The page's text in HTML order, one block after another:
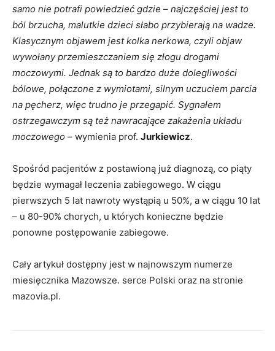
samo nie potrafi powiedzieć gdzie – najczęściej jest to
ból brzucha, malutkie dzieci słabo przybierają na wadze.
Klasycznym objawem jest kolka nerkowa, czyli objaw
wywołany przemieszczaniem się złogu drogami
moczowymi. Jednak są to bardzo duże dolegliwości
bólowe, połączone z wymiotami, silnym uczuciem parcia
na pęcherz, więc trudno je przegapić. Sygnałem
ostrzegawczym są też nawracające zakażenia układu
moczowego – wymienia prof. Jurkiewicz.
Spośród pacjentów z postawioną już diagnozą, co piąty
będzie wymagał leczenia zabiegowego. W ciągu
pierwszych 5 lat nawroty wystąpią u 50%, a w ciągu 10 lat
– u 80-90% chorych, u których konieczne będzie
ponowne postępowanie zabiegowe.
Cały artykuł dostępny jest w najnowszym numerze
miesięcznika Mazowsze. serce Polski oraz na stronie
mazovia.pl.